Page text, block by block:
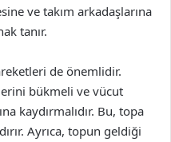
ve takım arkadaşlarına
tanır.
de önemlidir.
bükmeli ve vücut
kaydırmalıdır. Bu, topa
Ayrıca, topun geldiği